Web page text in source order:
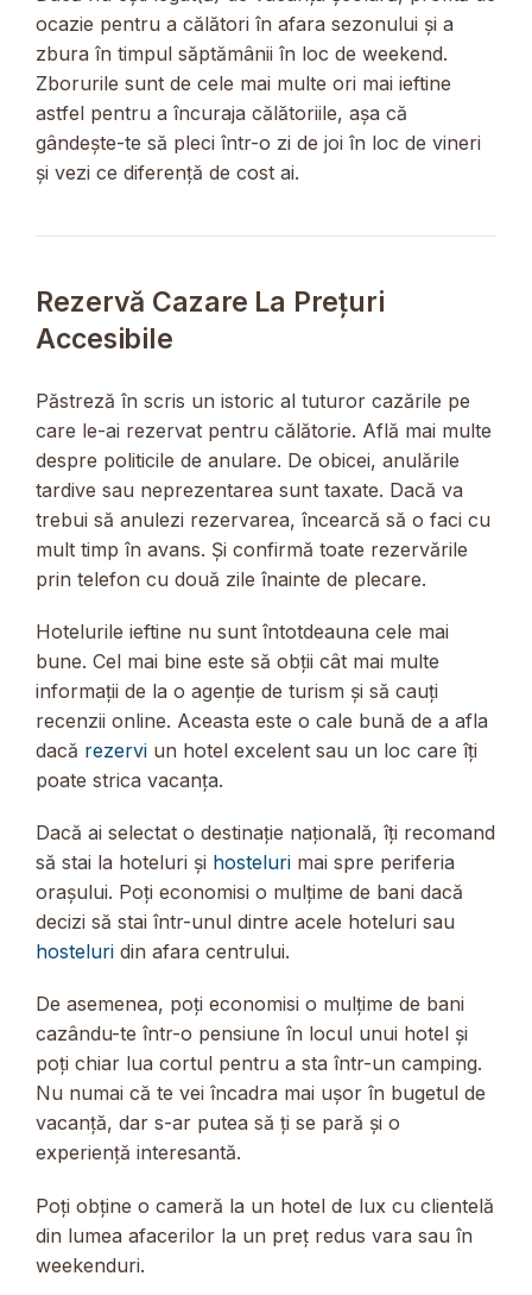
ocazie pentru a călători în afara sezonului și a
zbura în timpul săptămânii în loc de ​​weekend.
Zborurile sunt de cele mai multe ori mai ieftine
astfel pentru a încuraja călătoriile, așa că
gândește-te să pleci într-o zi de joi în loc de vineri
și vezi ce diferență de cost ai.
Rezervă Cazare La Prețuri
Accesibile
Păstreză în scris un istoric al tuturor cazările pe
care le-ai rezervat pentru călătorie. Află mai multe
despre politicile de anulare. De obicei, anulările
tardive sau neprezentarea sunt taxate. Dacă va
trebui să anulezi rezervarea, încearcă să o faci cu
mult timp în avans. Și confirmă toate rezervările
prin telefon cu două zile înainte de plecare.
Hotelurile ieftine nu sunt întotdeauna cele mai
bune. Cel mai bine este să obții cât mai multe
informații de la o agenție de turism și să cauți
recenzii online. Aceasta este o cale bună de a afla
dacă rezervi un hotel excelent sau un loc care îți
poate strica vacanța.
Dacă ai selectat o destinație națională, îți recomand
să stai la hoteluri și hosteluri mai spre periferia
orașului. Poți economisi o mulțime de bani dacă
decizi să stai într-unul dintre acele hoteluri sau
hosteluri din afara centrului.
De asemenea, poți economisi o mulțime de bani
cazându-te într-o pensiune în locul unui hotel și
poți chiar lua cortul pentru a sta într-un camping.
Nu numai că te vei încadra mai ușor în bugetul de
vacanță, dar s-ar putea să ți se pară și o
experiență interesantă.
Poți obține o cameră la un hotel de lux cu clientelă
din lumea afacerilor la un preț redus vara sau în
weekenduri.